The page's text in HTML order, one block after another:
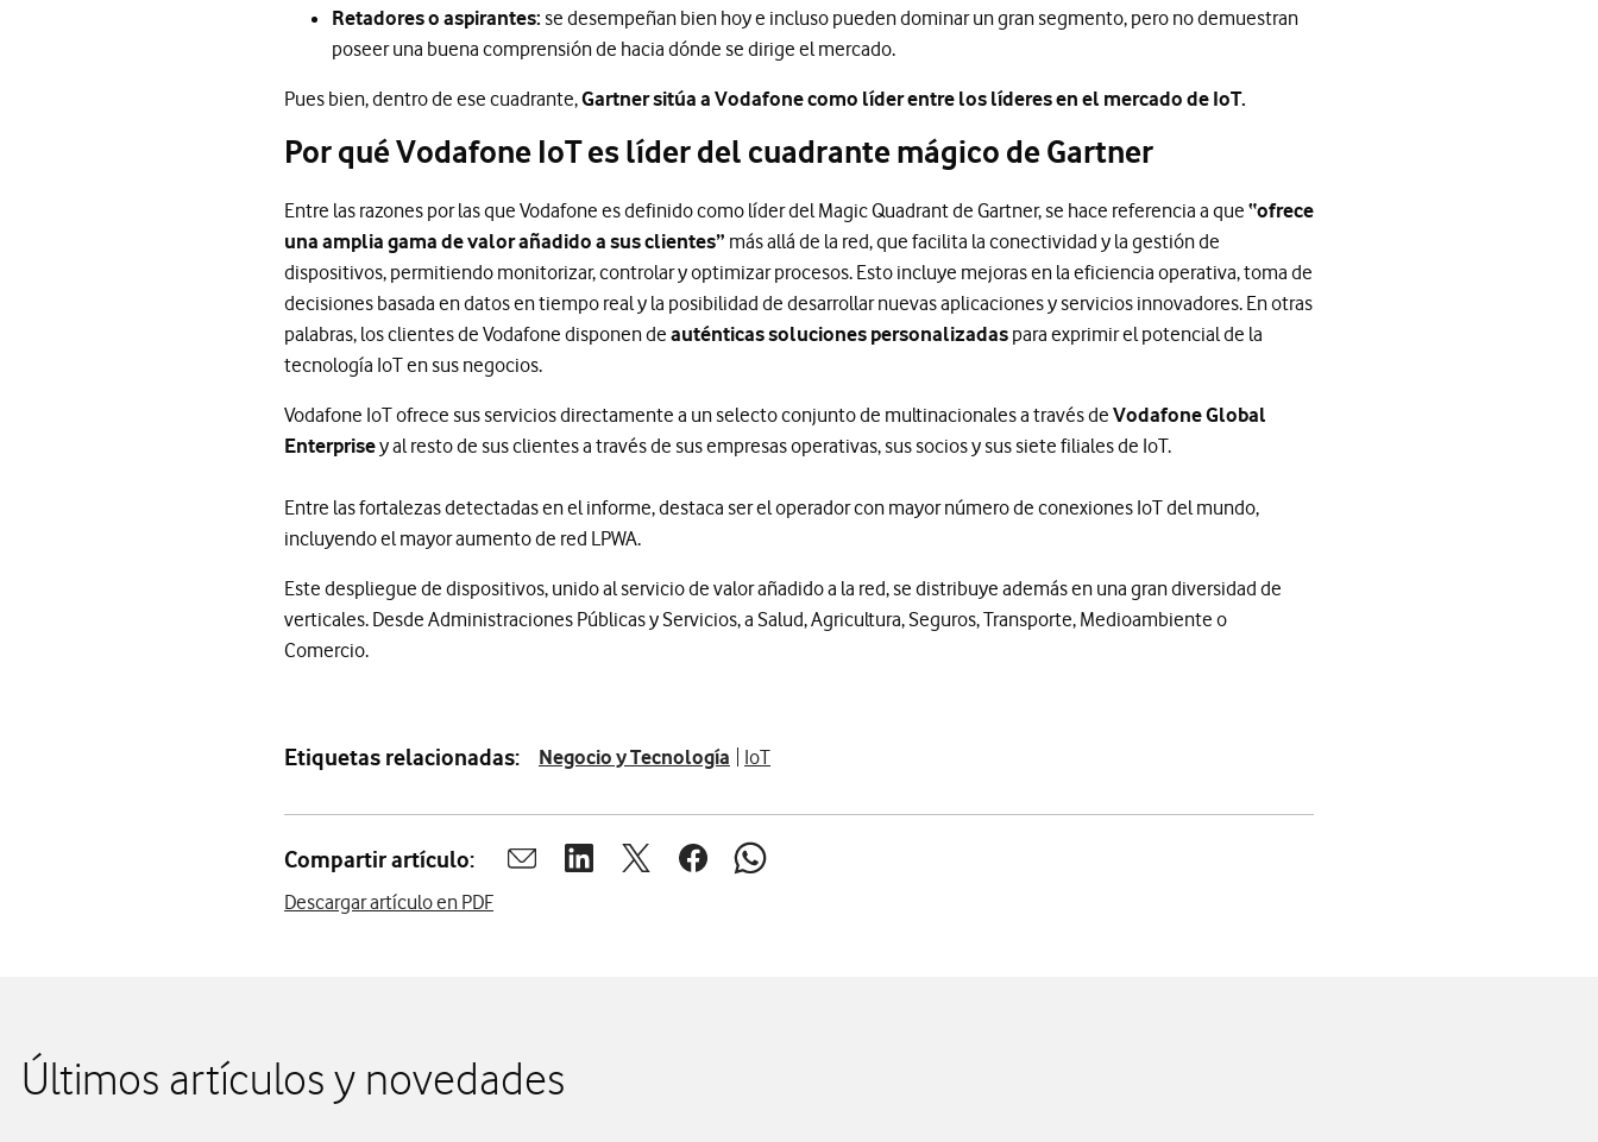
Retadores o aspirantes: se desempeñan bien hoy e incluso pueden dominar un gran segmento, pero no demuestran
poseer una buena comprensión de hacia dónde se dirige el mercado.
Pues bien, dentro de ese cuadrante,Gartner sitúa a Vodafone como líder entre los líderes en el mercado de IoT.
Por qué Vodafone IoT es líder del cuadrante mágico de Gartner
Entre las razones por las que Vodafone es definido como líder del Magic Quadrant de Gartner, se hace referencia a que “ofrece
una amplia gama de valor añadido a sus clientes” más allá de la red, que facilita la conectividad y la gestión de
dispositivos, permitiendo monitorizar, controlar y optimizar procesos. Esto incluye mejoras en la eficiencia operativa, toma de
decisiones basada en datos en tiempo real y la posibilidad de desarrollar nuevas aplicaciones y servicios innovadores. En otras
palabras, los clientes de Vodafone disponen de auténticas soluciones personalizadas para exprimir el potencial de la
tecnología IoT en sus negocios.
Vodafone IoT ofrece sus servicios directamente a un selecto conjunto de multinacionales a través de Vodafone Global
Enterprisey al resto de sus clientes a través de sus empresas operativas, sus socios y sus siete filiales de IoT.
Entre las fortalezas detectadas en el informe, destaca ser el operador con mayor número de conexiones IoT del mundo,
incluyendo el mayor aumento de red LPWA.
Este despliegue de dispositivos, unido al servicio de valor añadido a la red, se distribuye además en una gran diversidad de
verticales. Desde Administraciones Públicas y Servicios, a Salud, Agricultura, Seguros, Transporte, Medioambiente o
Comercio.
Etiquetas relacionadas: Negocio y Tecnología IoT
Compartir artículo: Abrir ventana para compartir en mail
Abrir ventana para compartir en linkedin
Abrir ventana para compartir en twitter
Abrir ventana para compartir en facebook
Abrir ventana para compartir en whatsapp
Descargar artículo en PDF
Últimos artículos y novedades